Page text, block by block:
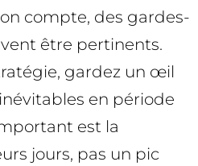
compte, des gardes-
être pertinents.
gardez un œil
en période
est la
jours, pas un pic